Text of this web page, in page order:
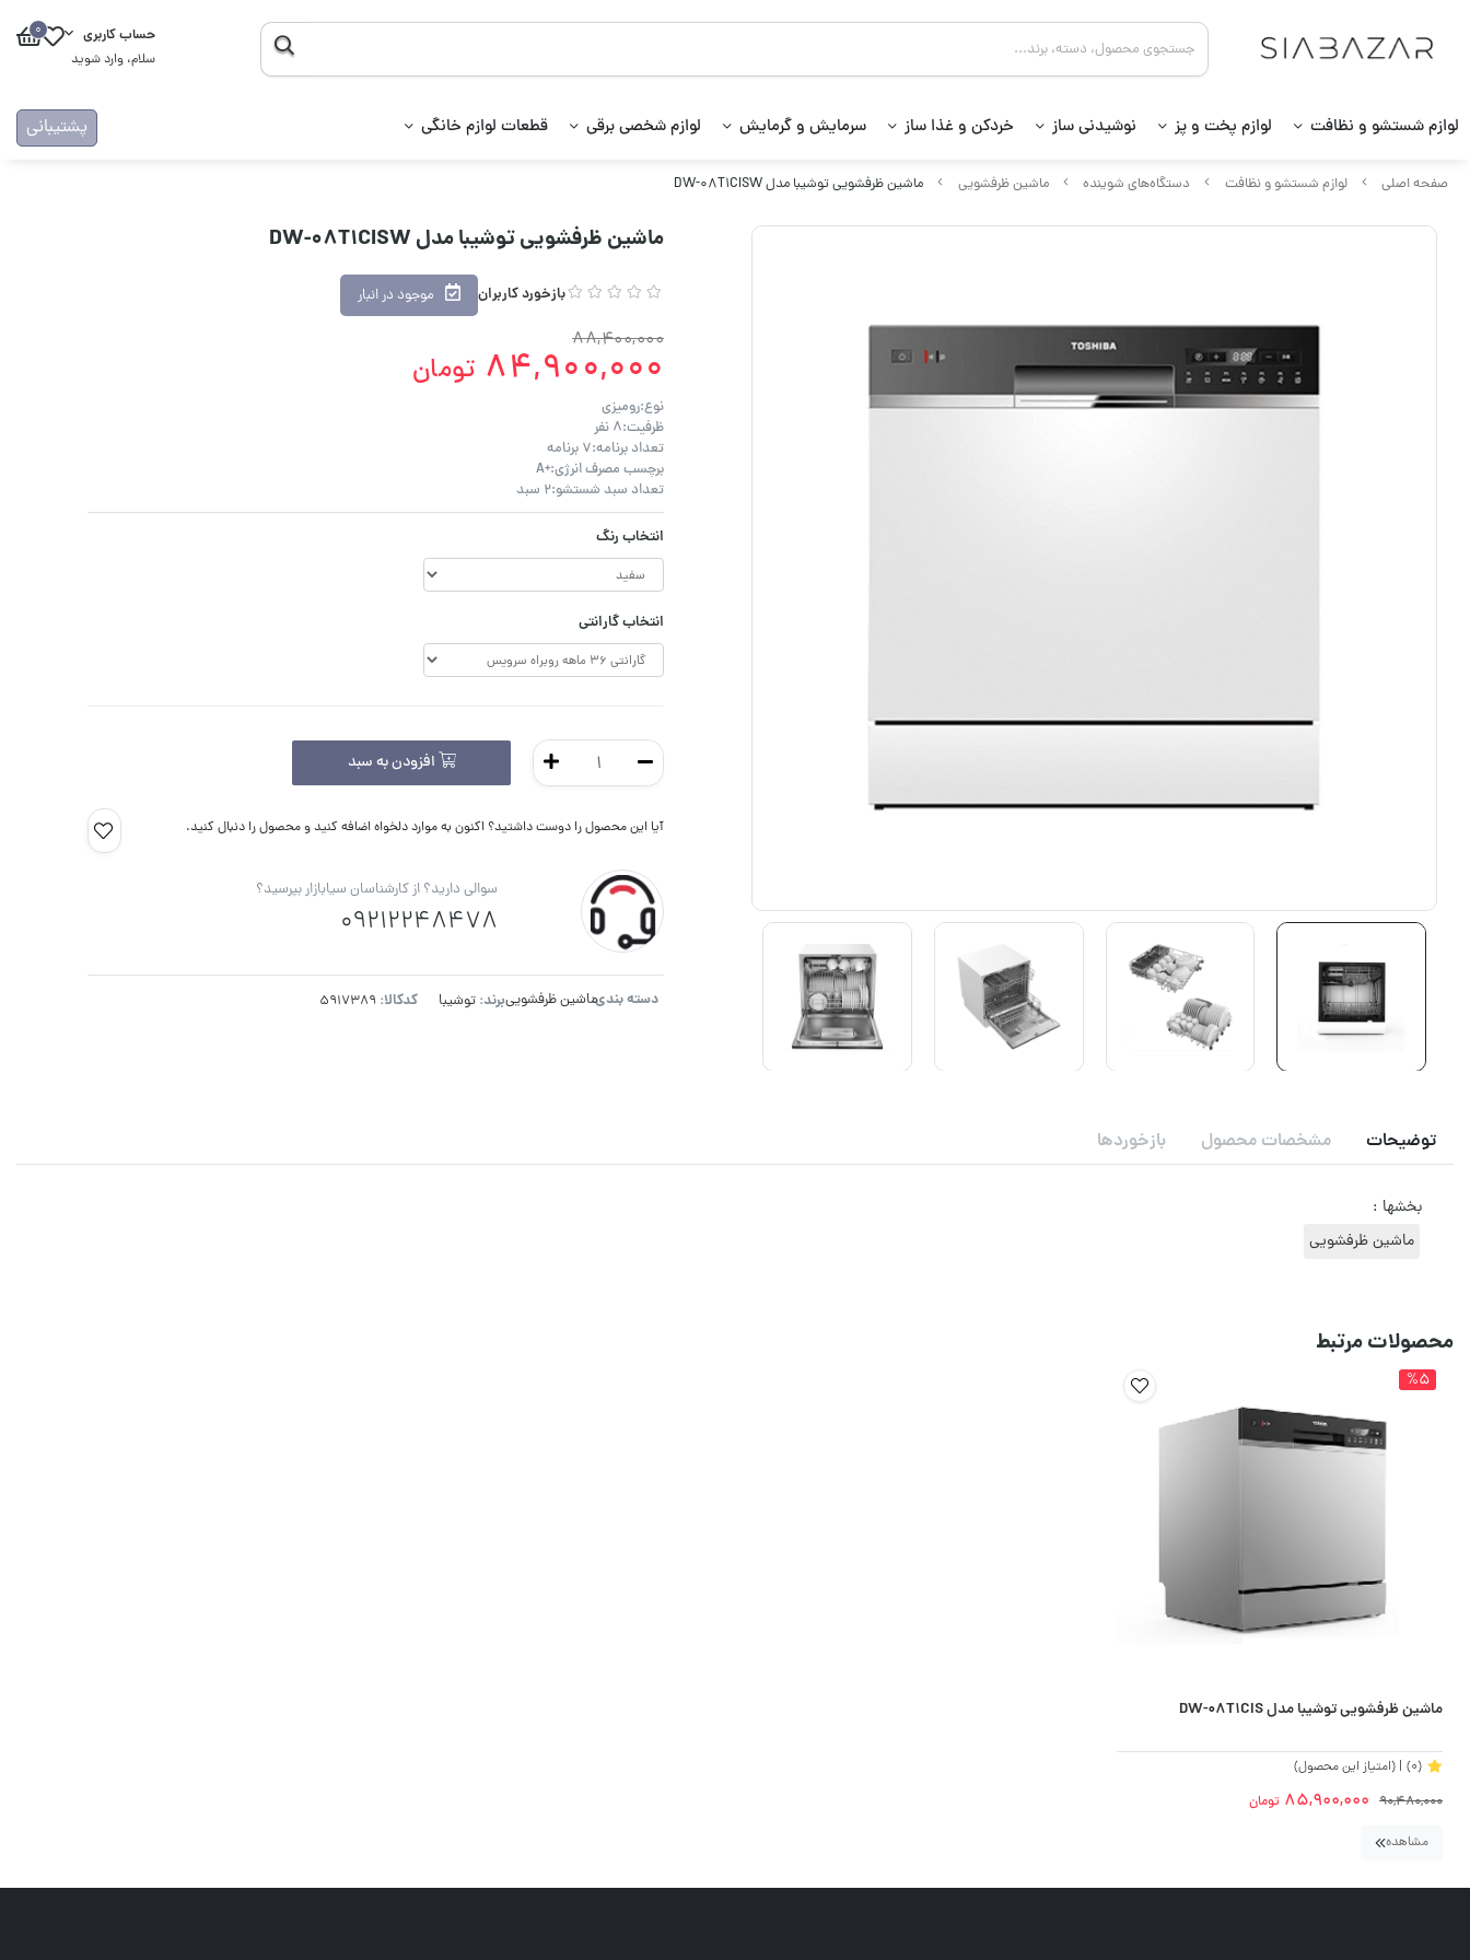
حساب کاربری
سلام، وارد شوید
0
لوازم شستشو و نظافت لوازم پخت و پز نوشیدنی ساز خردکن و غذا ساز سرمایش و گرمایش لوازم شخصی برقی قطعات لوازم خانگی پشتیبانی
صفحه اصلی لوازم شستشو و نظافت دستگاه‌های شوینده ماشین ظرفشویی ماشین ظرفشویی توشیبا مدل DW-08T1CISW
ماشین ظرفشویی توشیبا مدل DW-08T1CISW
بازخورد کاربران موجود در انبار
88,400,000
84,900,000 تومان
نوع:رومیزی
ظرفیت:۸ نفر
تعداد برنامه:۷ برنامه
برچسب مصرف انرژی:+A
تعداد سبد شستشو:۲ سبد
انتخاب رنگ
انتخاب گارانتی
افزودن به سبد
آیا این محصول را دوست داشتید؟ اکنون به موارد دلخواه اضافه کنید و محصول را دنبال کنید.
سوالی دارید؟ از کارشناسان سیابازار بپرسید؟
09212248478
دسته بندی:ماشین ظرفشوییبرند: توشیبا کدکالا:
توضیحات مشخصات محصول بازخوردها
بخشها :
ماشین ظرفشویی
محصولات مرتبط
%5
ماشین ظرفشویی توشیبا مدل DW-08T1CIS
(0)
| (امتیاز این محصول)
90,480,000
85,900,000 تومان
مشاهده